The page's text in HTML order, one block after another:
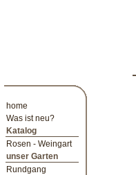
home
Was ist neu?
Katalog
Rosen - Weingart
unser Garten
Rundgang